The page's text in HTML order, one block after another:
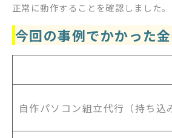
正常に動作することを確認しました。
今回の事例でかかった
自作パソコン組立代行（持ち込